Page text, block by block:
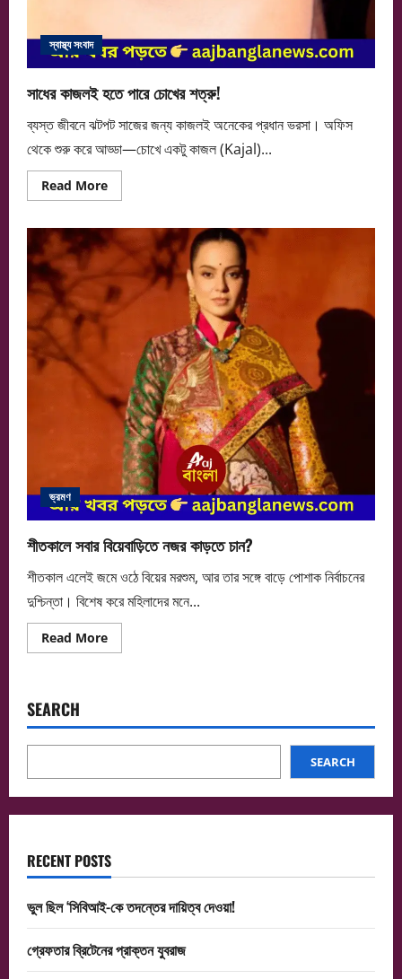
স্বাস্থ্য সংবাদ
সাধের কাজলই হতে পারে চোখের শত্রু!
ব্যস্ত জীবনে ঝটপট সাজের জন্য কাজলই অনেকের প্রধান ভরসা। অফিস
থেকে শুরু করে আড্ডা—চোখে একটু কাজল (Kajal)...
Read MoreRead
more
কাজলই
হতে
চোখের
শত্রু!
ভ্রমণ
শীতকালে সবার বিয়েবাড়িতে নজর কাড়তে চান?
শীতকাল এলেই জমে ওঠে বিয়ের মরশুম, আর তার সঙ্গে বাড়ে পোশাক নির্বাচনের
দুশ্চিন্তা। বিশেষ করে মহিলাদের মনে...
Read MoreRead
more
কাড়তে
SEARCH
SEARCH
RECENT POSTS
ভুল ছিল ‘সিবিআই-কে তদন্তের দায়িত্ব দেওয়া!
গ্রেফতার ব্রিটেনের প্রাক্তন যুবরাজ